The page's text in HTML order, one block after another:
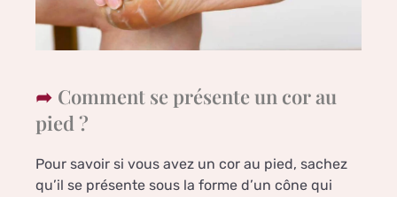
Comment se présente un cor au
pied ?
Pour savoir si vous avez un cor au pied, sachez
qu’il se présente sous la forme d’un cône qui